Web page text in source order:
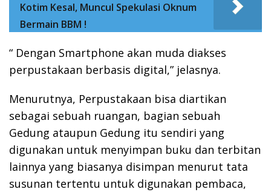
Kotim Kesal, Muncul Spekulasi Oknum
Bermain BBM !
“ Dengan Smartphone akan muda diakses
perpustakaan berbasis digital,” jelasnya.
Menurutnya, Perpustakaan bisa diartikan
sebagai sebuah ruangan, bagian sebuah
Gedung ataupun Gedung itu sendiri yang
digunakan untuk menyimpan buku dan terbitan
lainnya yang biasanya disimpan menurut tata
susunan tertentu untuk digunakan pembaca,